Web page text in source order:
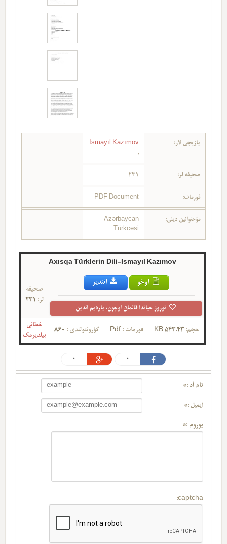
یازیچی لار:
Ismayıl Kazımov
,
صحیفه لر: 231
فورمات: PDF Document
مؤحتوانین دیلی:
Azərbaycan
Türkcəsi
Axısqa Türklerin Dili-Ismayıl Kazımov
اوخو ائندیر
توروز حیاتدا قالماق اوچون، یاردیم ائدین
صحیفه
لر:
حجم:543.43 KB فورمات : Pdf گؤرونتولندی : 860
خطانی
بیلدیرمک
0
0
تام آد :*
ایمیل :*
یوروم :*
captcha: